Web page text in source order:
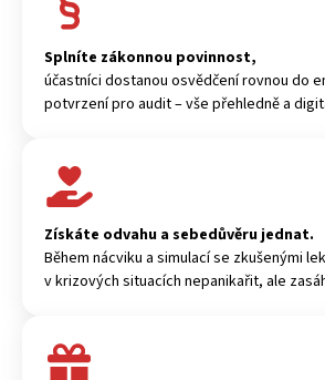
Splníte zákonnou povinnost,
účastníci dostanou osvědčení rovnou do
potvrzení pro audit – vše přehledně a
Získáte odvahu a sebedůvěru jednat.
Během nácviku a simulací se zkušenými
v krizových situacích nepanikařit, ale